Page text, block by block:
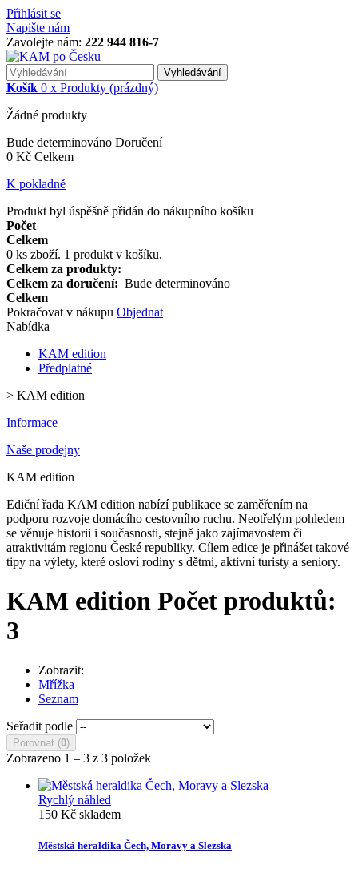
Přihlásit se
Napište nám
Zavolejte nám: 222 944 816-7
Vyhledávání
Košík 0 x Produkty (prázdný)
Žádné produkty
Bude determinováno Doručení
0 Kč Celkem
K pokladně
Produkt byl úspěšně přidán do nákupního košíku
Počet
Celkem
0 ks zboží. 1 produkt v košíku.
Celkem za produkty:
Celkem za doručení: Bude determinováno
Celkem
Pokračovat v nákupu Objednat
Nabídka
KAM edition
Předplatné
> KAM edition
Informace
Naše prodejny
KAM edition
Ediční řada KAM edition nabízí publikace se zaměřením na
podporu rozvoje domácího cestovního ruchu. Neotřelým pohledem
se věnuje historii i současnosti, stejně jako zajímavostem či
atraktivitám regionu České republiky. Cílem edice je přinášet takové
tipy na výlety, které osloví rodiny s dětmi, aktivní turisty a seniory.
KAM edition Počet produktů:
3
Zobrazit:
Mřížka
Seznam
Seřadit podle
Porovnat (0)
Zobrazeno 1 – 3 z 3 položek
Rychlý náhled
150 Kč skladem
Městská heraldika Čech, Moravy a Slezska